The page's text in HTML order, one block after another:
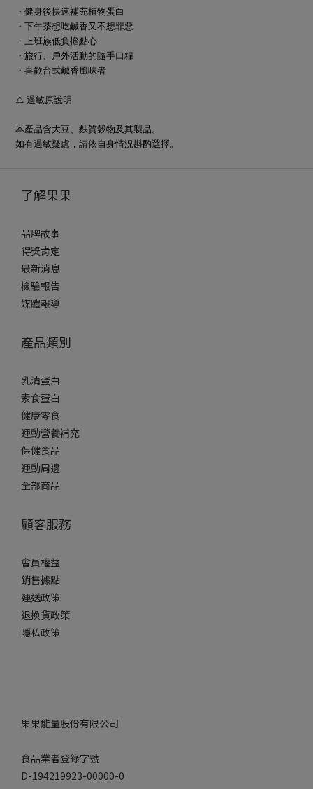
・健身後快速補充植物蛋白
・下午茶想吃鹹香又不想罪惡
・上班族低負擔點心
・旅行、戶外活動的隨手口糧
・喜歡台式鹹香風味者
⚠️ 過敏原說明
本產品含大豆、麩質穀物及其製品。
如有過敏疑慮，請依自身情況斟酌選擇。
了解果果
品牌故事
得獎肯定
最新消息
檢驗報告
媒體報導
產品類別
乳清蛋白
素食蛋白
健康零食
運動營養補充
保健食品
運動周邊
全部商品
顧客服務
會員權益
銷售據點
運送政策
退換貨政策
隱私政策
果果能量股份有限公司
食品業者登錄字號
D-194219923-00000-0